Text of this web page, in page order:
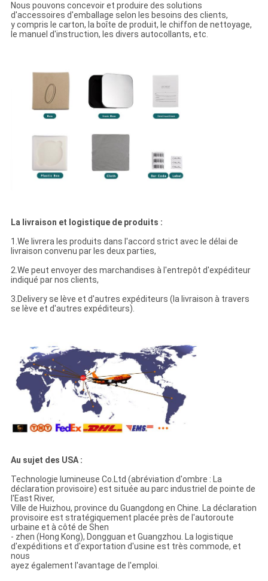
Nous pouvons concevoir et produire des solutions
d'accessoires d'emballage selon les besoins des clients,
y compris le carton, la boîte de produit, le chiffon de nettoyage,
le manuel d'instruction, les divers autocollants, etc.
La livraison et logistique de produits :
1.We livrera les produits dans l'accord strict avec le délai de
livraison convenu par les deux parties,
2.We peut envoyer des marchandises à l'entrepôt d'expéditeur
indiqué par nos clients,
3.Delivery se lève et d'autres expéditeurs (la livraison à travers
se lève et d'autres expéditeurs).
Au sujet des USA :
Technologie lumineuse Co.Ltd (abréviation d'ombre : La
déclaration provisoire) est située au parc industriel de pointe de
l'East River,
Ville de Huizhou, province du Guangdong en Chine. La déclaration
provisoire est stratégiquement placée près de l'autoroute
urbaine et à côté de Shen
- zhen (Hong Kong), Dongguan et Guangzhou. La logistique
d'expéditions et d'exportation d'usine est très commode, et
nous
ayez également l'avantage de l'emploi.